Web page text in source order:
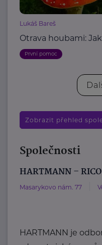
Lukáš Bareš
Otrava houbami:
První pomoc
Zobrazit přehled
Společnosti
HARTMANN –
Masarykovo nám. 77
HARTMANN je